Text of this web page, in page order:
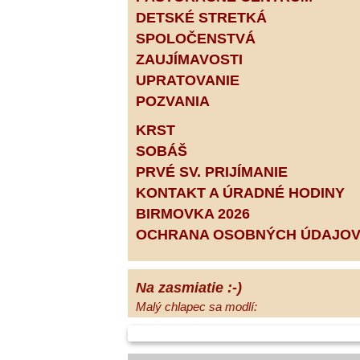
DETSKÉ STRETKÁ
SPOLOČENSTVÁ
ZAUJÍMAVOSTI
UPRATOVANIE
POZVANIA
KRST
SOBÁŠ
PRVÉ SV. PRIJÍMANIE
KONTAKT A ÚRADNÉ HODINY
BIRMOVKA 2026
OCHRANA OSOBNÝCH ÚDAJOV
Na zasmiatie :-)
Malý chlapec sa modlí:
mamičku a prosím aj za Teba, Pane Bože,